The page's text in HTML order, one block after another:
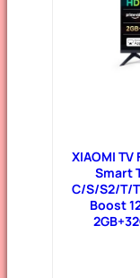
XIAOMI TV
Smart
C/S/S2/T/
Boost